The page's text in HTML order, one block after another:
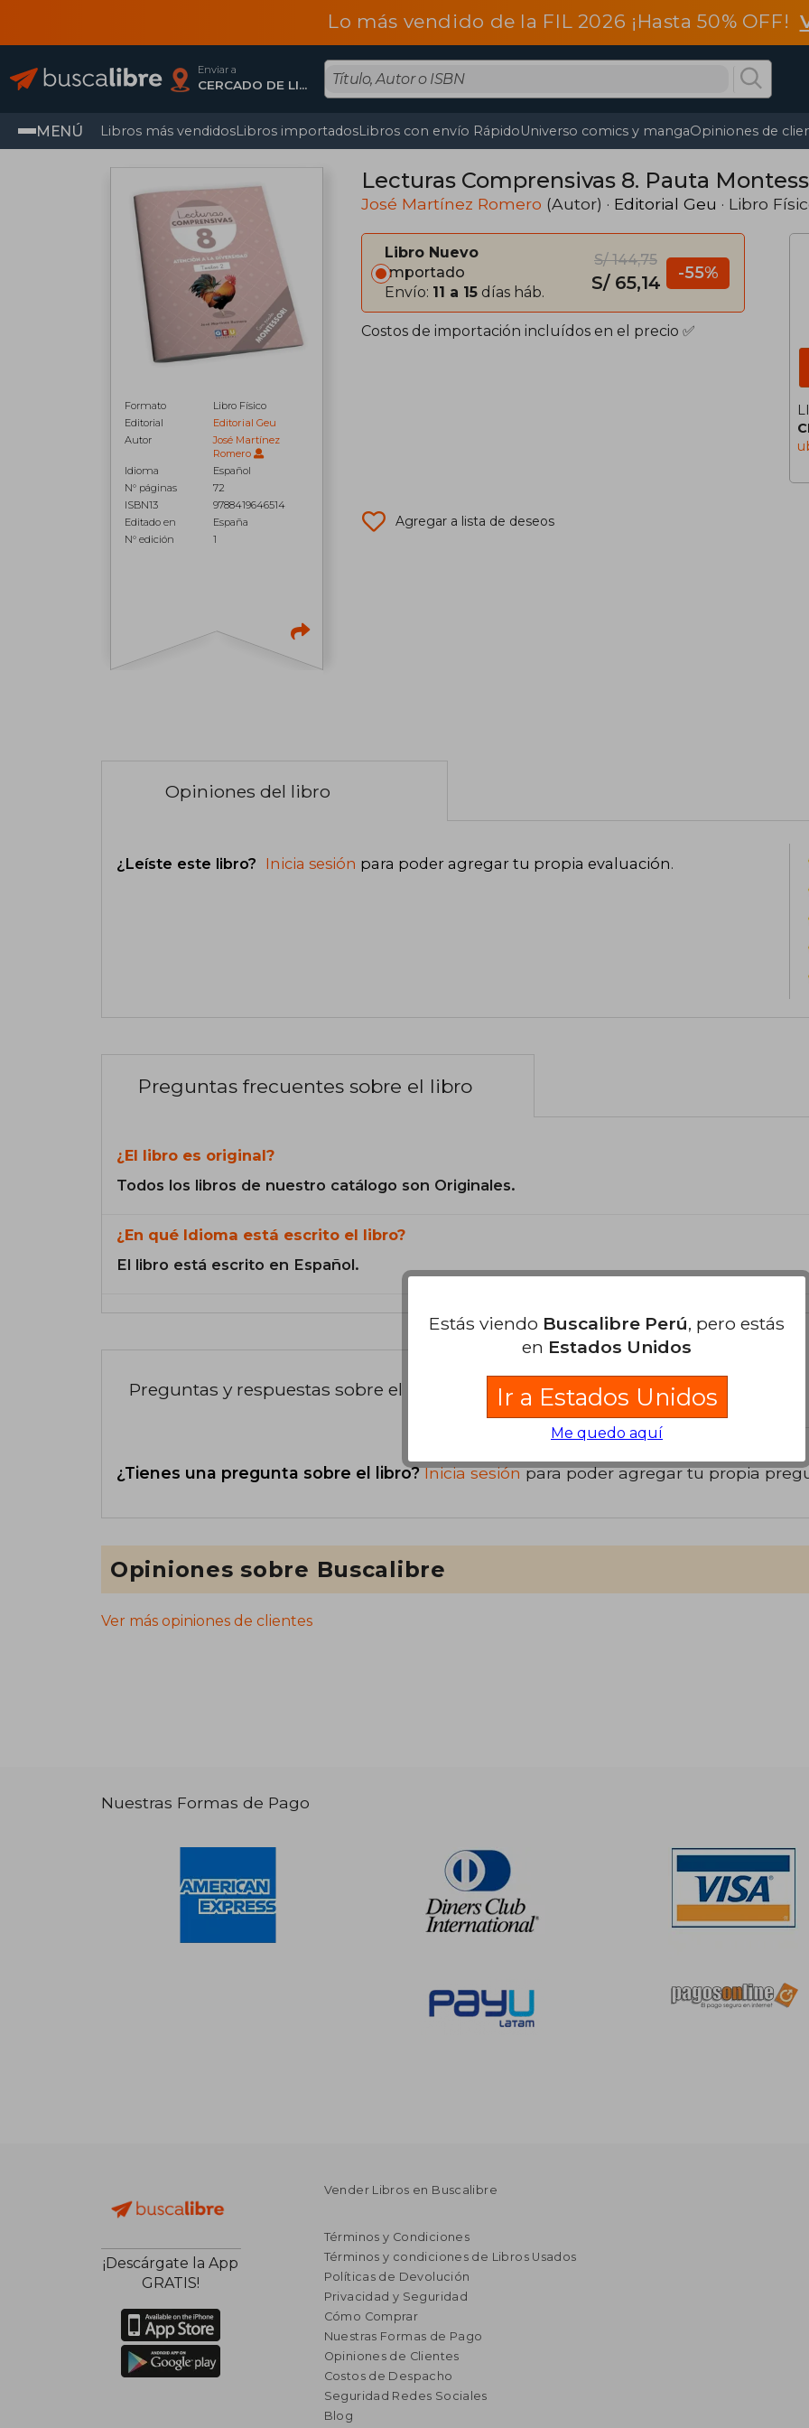
Lo más vendido de la FIL 2026 ¡Hasta 50% OFF!
Enviar a
CERCADO DE LIMA, Lima
MENÚ Libros más vendidosLibros importadosLibros con envío RápidoUniverso comics y mangaOpiniones de
Formato
Libro Físico
Editorial
Editorial Geu
Autor
José Martínez
Romero
Idioma
Español
N° páginas
72
ISBN13
9788419646514
Editado en
España
N° edición
1
Lecturas Comprensivas 8. Pauta
José Martínez Romero (Autor) · Editorial Geu · Libro
Libro Nuevo
Importado
Envío: 11 a 15 días háb.
S/ 144,75
S/ 65,14 -55%
Costos de importación incluídos en el precio ✅
Agregar a lista de deseos
Opiniones del libro
¿Leíste este libro? Inicia sesión para poder agregar tu propia evaluación.
Preguntas frecuentes sobre el libro
¿El libro es original?
Todos los libros de nuestro catálogo son Originales.
¿En qué Idioma está escrito el libro?
El libro está escrito en Español.
Preguntas y respuestas sobre el libro
¿Tienes una pregunta sobre el libro?Inicia sesiónpara poder agregar tu propia
Opiniones sobre Buscalibre
Ver más opiniones de clientes
Nuestras Formas de Pago
¡Descárgate la App
GRATIS!
Vender Libros en Buscalibre
Términos y Condiciones
Términos y condiciones de Libros Usados
Políticas de Devolución
Privacidad y Seguridad
Cómo Comprar
Nuestras Formas de Pago
Opiniones de Clientes
Costos de Despacho
Seguridad Redes Sociales
Blog
Estás viendo Buscalibre Perú, pero estás
en Estados Unidos
Ir a Estados Unidos
Me quedo aquí